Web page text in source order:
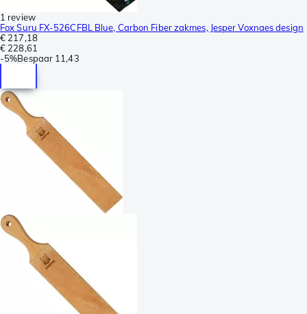
1 review
Fox Suru FX-526CFBL Blue, Carbon Fiber zakmes, Jesper Voxnaes design
€ 217,18
€ 228,61
-5%Bespaar 11,43